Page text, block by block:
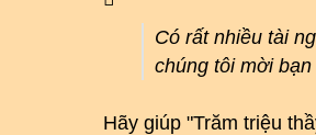
Có rất nhiều tài
chúng tôi mời
Hãy giúp "Trăm triệu